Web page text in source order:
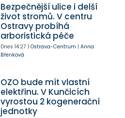
Bezpečnější ulice i delší
život stromů. V centru
Ostravy probíhá
arboristická péče
Dnes 14:27 | Ostrava-Centrum | Anna
Břenková
OZO bude mít vlastní
elektřinu. V Kunčicích
vyrostou 2 kogenerační
jednotky